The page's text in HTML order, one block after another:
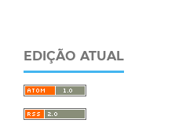
EDIÇÃO ATUAL